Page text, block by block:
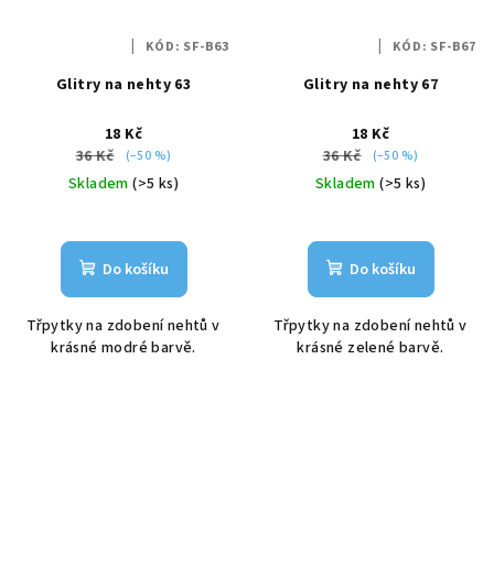
Glitry na nehty 63
18 Kč
36 Kč
(–50 %)
Skladem(>5 ks)
Do košíku
Třpytky na zdobení nehtů v
krásné modré barvě.
KÓD: SF-B63
Glitry na nehty 67
18 Kč
36 Kč
(–50 %)
Skladem(>5 ks)
Do košíku
Třpytky na zdobení nehtů v
krásné zelené barvě.
KÓD: SF-B67